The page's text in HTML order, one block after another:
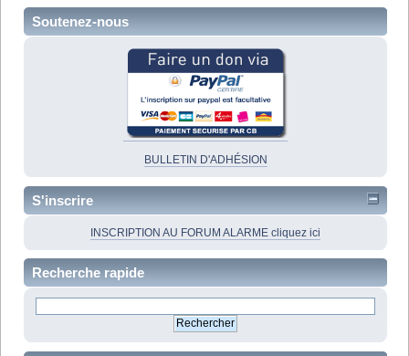
Soutenez-nous
BULLETIN D'ADHÉSION
S'inscrire
INSCRIPTION AU FORUM ALARME cliquez ici
Recherche rapide